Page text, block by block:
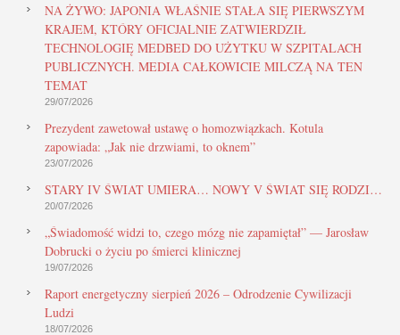
NA ŻYWO: JAPONIA WŁAŚNIE STAŁA SIĘ PIERWSZYM
KRAJEM, KTÓRY OFICJALNIE ZATWIERDZIŁ
TECHNOLOGIĘ MEDBED DO UŻYTKU W SZPITALACH
PUBLICZNYCH. MEDIA CAŁKOWICIE MILCZĄ NA TEN
TEMAT
29/07/2026
Prezydent zawetował ustawę o homozwiązkach. Kotula
zapowiada: „Jak nie drzwiami, to oknem”
23/07/2026
STARY IV ŚWIAT UMIERA… NOWY V ŚWIAT SIĘ RODZI…
20/07/2026
„Świadomość widzi to, czego mózg nie zapamiętał” — Jarosław
Dobrucki o życiu po śmierci klinicznej
19/07/2026
Raport energetyczny sierpień 2026 – Odrodzenie Cywilizacji
Ludzi
18/07/2026